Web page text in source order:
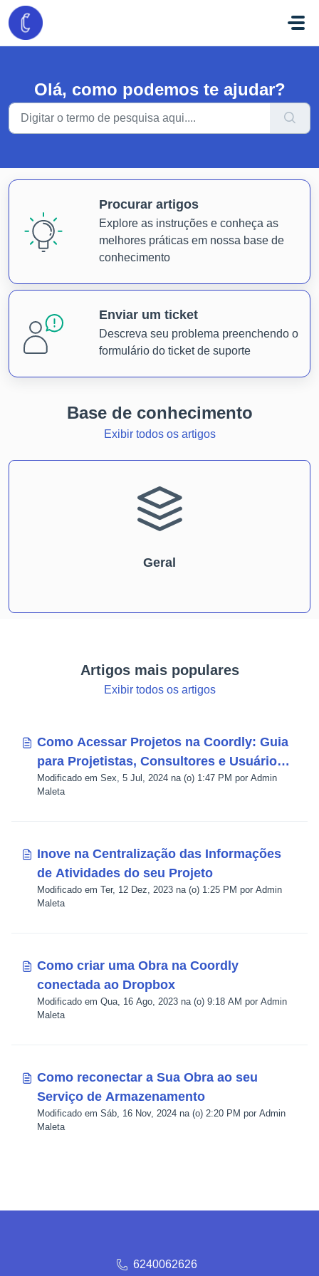
Ir para o conteúdo principal
Olá, como podemos te ajudar?
Procurar artigos
Explore as instruções e conheça as
melhores práticas em nossa base de
conhecimento
Enviar um ticket
Descreva seu problema preenchendo o
formulário do ticket de suporte
Base de conhecimento
Exibir todos os artigos
Geral
Artigos mais populares
Exibir todos os artigos
Como Acessar Projetos na Coordly: Guia
para Projetistas, Consultores e Usuários
Externos
Modificado em Sex, 5 Jul, 2024 na (o) 1:47 PM por Admin
Maleta
Inove na Centralização das Informações
de Atividades do seu Projeto
Modificado em Ter, 12 Dez, 2023 na (o) 1:25 PM por Admin
Maleta
Como criar uma Obra na Coordly
conectada ao Dropbox
Modificado em Qua, 16 Ago, 2023 na (o) 9:18 AM por Admin
Maleta
Como reconectar a Sua Obra ao seu
Serviço de Armazenamento
Modificado em Sáb, 16 Nov, 2024 na (o) 2:20 PM por Admin
Maleta
6240062626